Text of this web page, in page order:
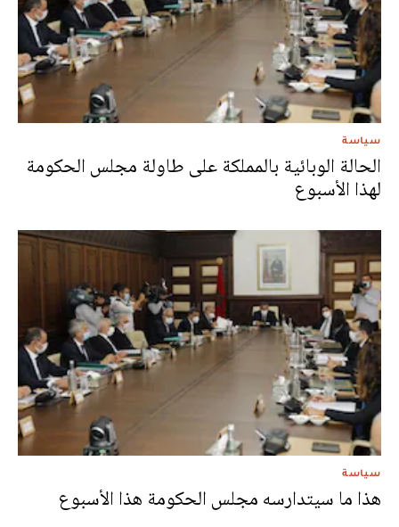
سياسة
الحالة الوبائية بالمملكة على طاولة مجلس الحكومة
لهذا الأسبوع
سياسة
هذا ما سيتدارسه مجلس الحكومة هذا الأسبوع